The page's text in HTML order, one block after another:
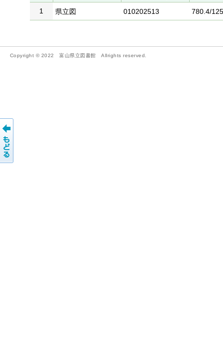
1
県立図 010202513 780.4/
Copyright © 2022 富山県立図書館 Allrights reserved.